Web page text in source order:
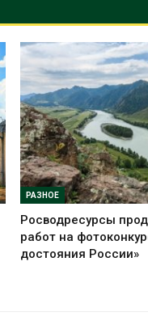
РАЗНОЕ
Росводресурсы
работ на
достояния России»